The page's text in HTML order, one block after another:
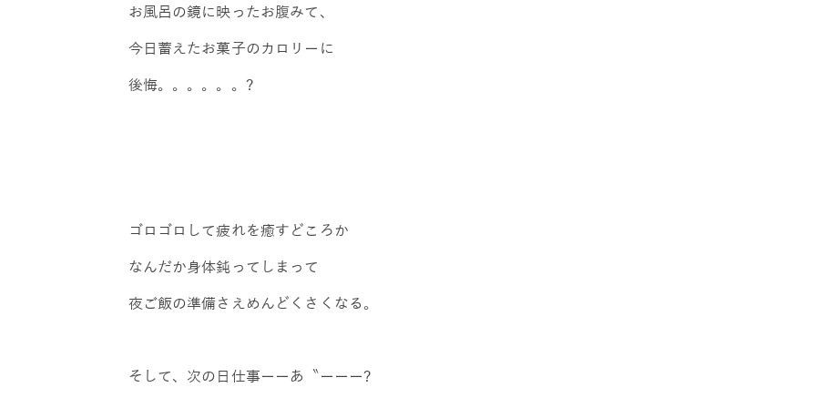
お風呂の鏡に映ったお腹みて、
今日蓄えたお菓子のカロリーに
後悔。。。。。。?
ゴロゴロして疲れを癒すどころか
なんだか身体鈍ってしまって
夜ご飯の準備さえめんどくさくなる。
そして、次の日仕事ーーあ〝ーーー?